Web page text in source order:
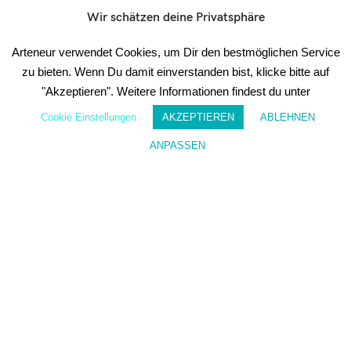
Im
erhältst
du
eine E-
Mail
mit
Wir schätzen deine Privatsphäre
Arteneur verwendet Cookies, um Dir den bestmöglichen Service
zu bieten. Wenn Du damit einverstanden bist, klicke bitte auf
"Akzeptieren". Weitere Informationen findest du unter
Cookie Einstellungen AKZEPTIEREN ABLEHNEN
ANPASSEN